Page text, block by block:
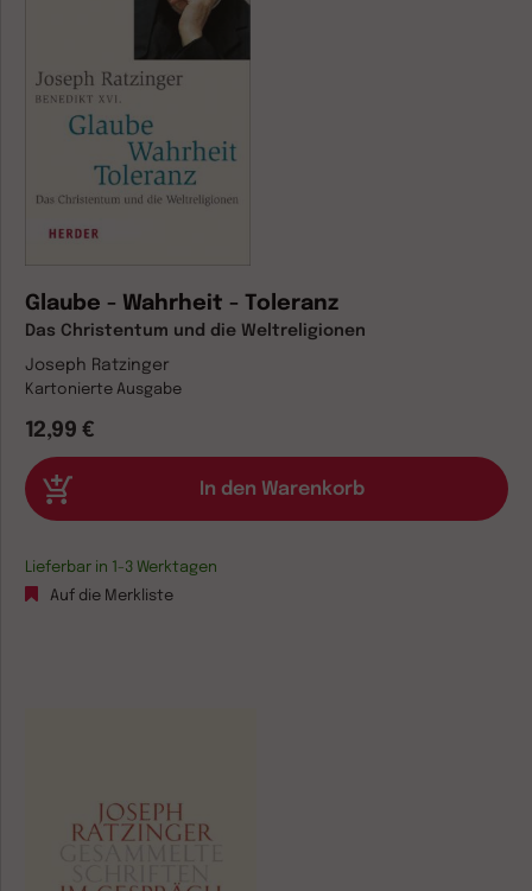
Glaube - Wahrheit - Toleranz
Das Christentum und die Weltreligionen
Joseph Ratzinger
Kartonierte Ausgabe
12,99 €
Lieferbar in 1-3 Werktagen
Auf die Merkliste